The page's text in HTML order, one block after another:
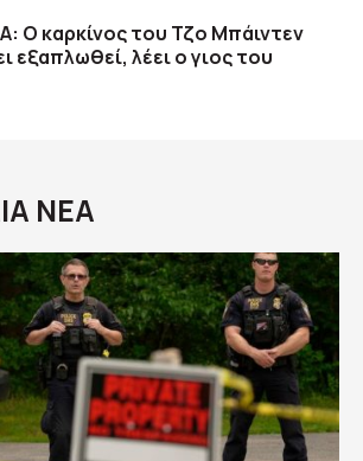
Ο καρκίνος του Τζο Μπάιντεν
εξαπλωθεί, λέει ο γιος του
ΝΕΑ